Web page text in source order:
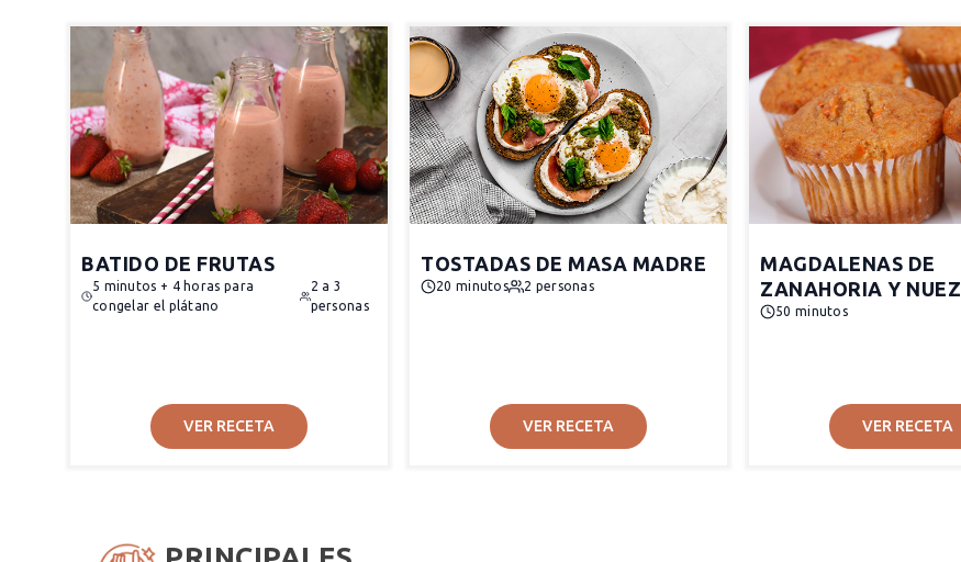
BATIDO DE FRUTAS
5 minutos + 4 horas para
congelar el plátano
2 a 3
personas
VER RECETA
TOSTADAS DE MASA MADRE
20 minutos 2 personas
VER RECETA
MAGDALENAS DE
ZANAHORIA Y NUEZ
50 minutos
VER RECETA